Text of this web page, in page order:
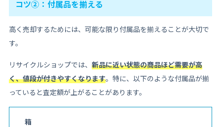
コツ②：付属品を揃える
高く売却するためには、可能な限り付属品を揃えることが大切で
す。
リサイクルショップでは、 新品に近い状態の商品ほど需要が高
く、値段が付きやすくなります。特に、以下のような付属品が揃
っていると査定額が上がることがあります。
箱